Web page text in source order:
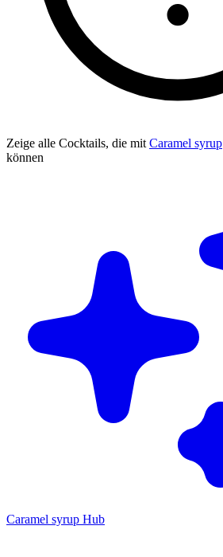
Zeige alle Cocktails, die mit Caramel syrup
können
Caramel syrup Hub